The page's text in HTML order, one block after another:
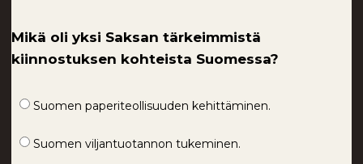
Mikä oli yksi Saksan tärkeimmistä
kiinnostuksen kohteista Suomessa?
Suomen paperiteollisuuden kehittäminen.
Suomen viljantuotannon tukeminen.